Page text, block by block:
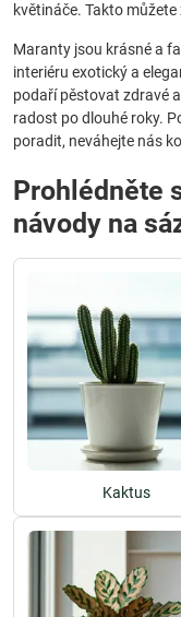
květináče. Takto
Maranty jsou krásné a
interiéru exotický a
podaří pěstovat zdravé
radost po dlouhé roky.
poradit, neváhejte nás
Prohlédněte
návody na
Kaktus